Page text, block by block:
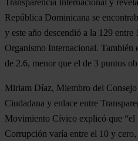
República Dominicana se
y este año descendió a la 129 entre
Organismo Internacional.
de 2.6, menor que el de 3 puntos
Miriam Díaz, Miembro del
Ciudadana y enlace entre
Movimiento Cívico explicó que “el
Corrupción varía entre el 10 y